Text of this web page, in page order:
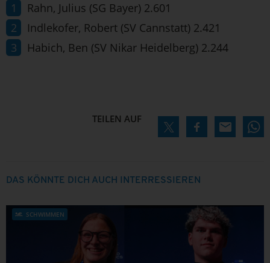
Rahn, Julius (SG Bayer) 2.601
Indlekofer, Robert (SV Cannstatt) 2.421
Habich, Ben (SV Nikar Heidelberg) 2.244
TEILEN AUF
DAS KÖNNTE DICH AUCH INTERRESSIEREN
SCHWIMMEN